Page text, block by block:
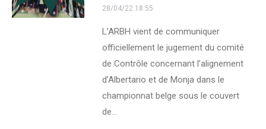
28/04/22 18:55
L’ARBH vient de communiquer
officiellement le jugement du comité
de Contrôle concernant l’alignement
d’Albertario et de Monja dans le
championnat belge sous le couvert
de…